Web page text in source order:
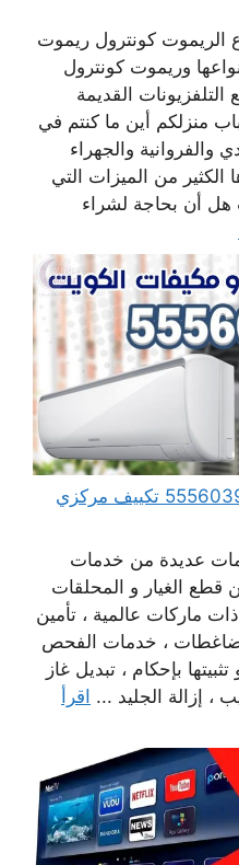
الريموت كونترول ريموت
وريموت كونترول
القديمة
منزلكم أين ما كنتم في
والفروانية والجهراء
الكثير من الميزات التي
هل أن بحاجة لشراء
فني تكييف وتبريد الرميثية 55560390 تكييف مركزي
عديدة من خدمات
قطع الغيار و المحلقات
ماركات عالمية ، تأمين
الضاغطات ، خدمات الفحص
بإحكام ، تبديل غاز
، إزالة الجليد ... اقرأ